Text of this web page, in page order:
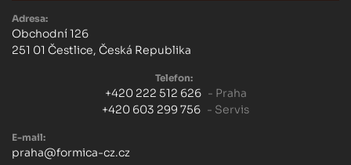
Adresa:
Obchodní 126
251 01 Čestlice, Česká Republika
Telefon:
+420 222 512 626 - Praha
+420 603 299 756 - Servis
E-mail:
praha@formica-cz.cz